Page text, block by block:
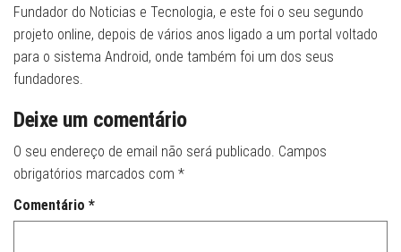
Fundador do Noticias e Tecnologia, e este foi o seu segundo
projeto online, depois de vários anos ligado a um portal voltado
para o sistema Android, onde também foi um dos seus
fundadores.
Deixe um comentário
O seu endereço de email não será publicado. Campos
obrigatórios marcados com *
Comentário *